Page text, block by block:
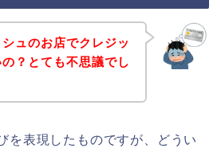
ュのお店でクレジッ
？とても不思議でし
を表現したものですが、どうい